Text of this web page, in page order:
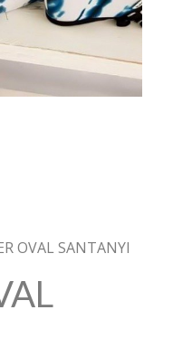
OVAL SANTANYI